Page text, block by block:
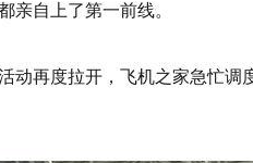
亲自上了第一前线。
动再度拉开，飞机之家急忙